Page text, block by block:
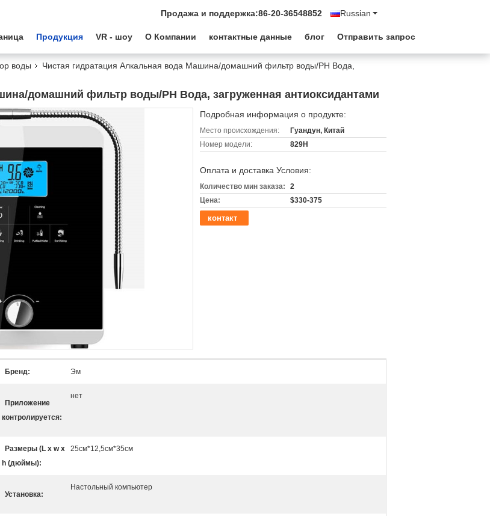
Russian
Продажа и поддержка:86-20-36548852
Продукция VR - шоу О Компании контактные данные блог Отправить запрос
воды
Чистая гидратация Алкальная вода Машина/домашний фильтр воды/PH Вода,
домашний фильтр воды/PH Вода, загруженная антиоксидантами
Подробная информация о продукте:
Место происхождения:
Гуандун, Китай
Номер модели:
829H
Оплата и доставка Условия:
Количество мин заказа:
2
Цена:
$330-375
контакт
Бренд: Эм
Приложение
контролируется:
нет
Размеры (L x w x
h (дюймы):
25см*12,5см*35см
Установка:
Настольный компьютер